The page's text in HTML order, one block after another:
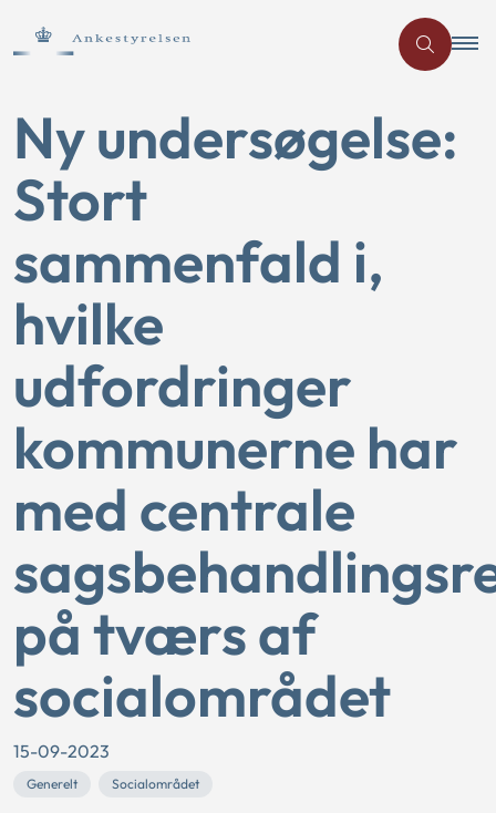
Ny undersøgelse:
Stort
sammenfald i,
hvilke
udfordringer
kommunerne har
med centrale
på tværs af
socialområdet
15-09-2023
Generelt Socialområdet